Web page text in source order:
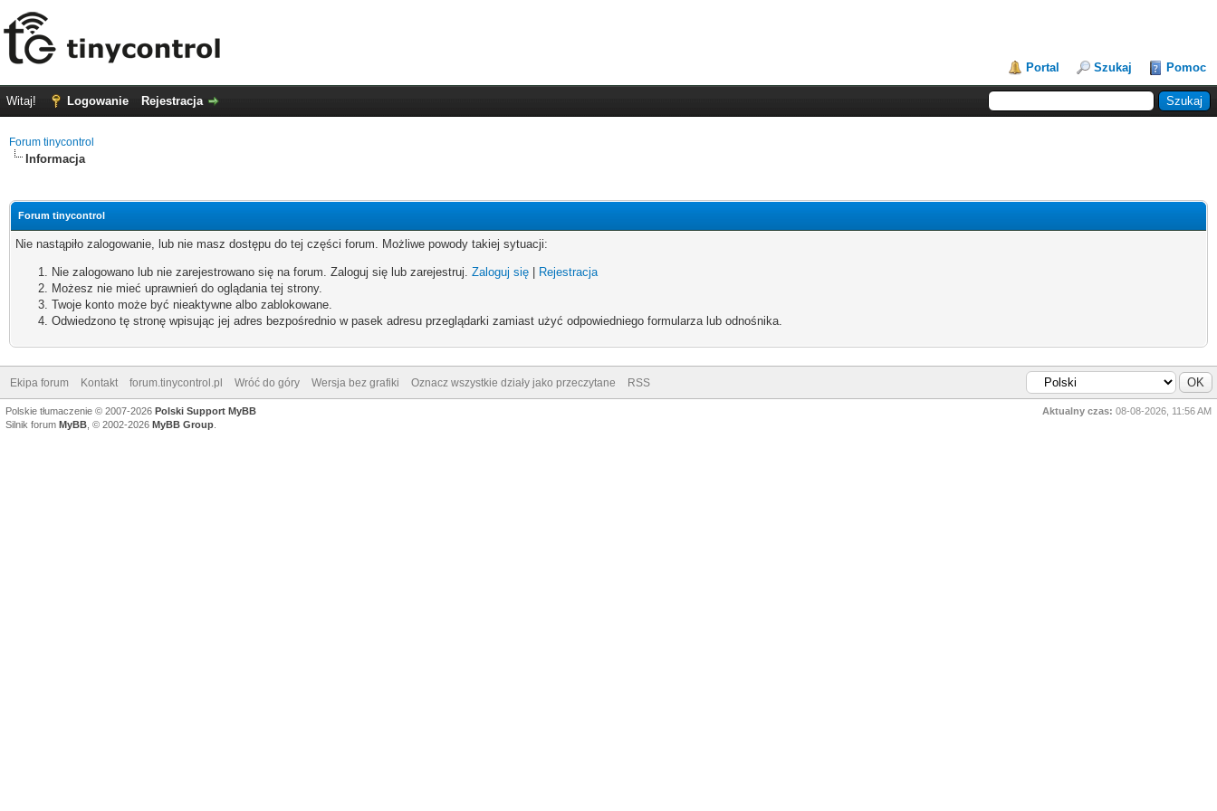
Portal Szukaj Pomoc
Witaj! Logowanie Rejestracja
Forum tinycontrol
Informacja
Forum tinycontrol
Nie nastąpiło zalogowanie, lub nie masz dostępu do tej części forum. Możliwe powody takiej sytuacji:
Nie zalogowano lub nie zarejestrowano się na forum. Zaloguj się lub zarejestruj. Zaloguj się
Rejestracja
Możesz nie mieć uprawnień do oglądania tej strony.
Twoje konto może być nieaktywne albo zablokowane.
Odwiedzono tę stronę wpisując jej adres bezpośrednio w pasek adresu przeglądarki zamiast użyć odpowiedniego formularza lub odnośnika.
Ekipa forum Kontakt forum.tinycontrol.pl Wróć do góry Wersja bez grafiki Oznacz wszystkie działy jako przeczytane RSS
Aktualny czas: 08-08-2026, 11:56 AM
Polskie tłumaczenie © 2007-2026 Polski Support MyBB
Silnik forum MyBB , © 2002-2026 MyBB Group